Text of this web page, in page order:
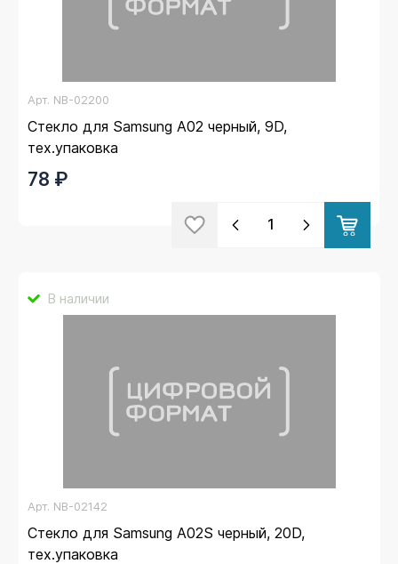
Арт. NB-02200
Стекло для Samsung A02 черный, 9D,
тех.упаковка
78 ₽
В наличии
Арт. NB-02142
Стекло для Samsung A02S черный, 20D,
тех.упаковка